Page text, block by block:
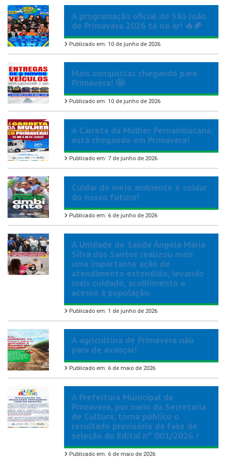
A programação oficial do São João
de Primavera 2026 tá no ar! 🔥🌽
Publicado em: 10 de junho de 2026
Mais conquistas chegando para
Primavera! 🤩
Publicado em: 10 de junho de 2026
A Carreta da Mulher Pernambucana
está chegando em Primavera!
Publicado em: 7 de junho de 2026
Cuidar do meio ambiente é cuidar
do nosso futuro!
Publicado em: 6 de junho de 2026
A Unidade de Saúde Ângela Maria
Silva dos Santos realizou mais
uma importante ação de
atendimento estendido, levando
mais cuidado, acolhimento e
acesso à população.
Publicado em: 1 de junho de 2026
A agricultura de Primavera não
para de avançar!
Publicado em: 6 de maio de 2026
A Prefeitura Municipal de
Primavera, por meio da Secretaria
de Cultura, torna público o
resultado provisório da fase de
seleção do Edital nº 001/2026 !
Publicado em: 6 de maio de 2026